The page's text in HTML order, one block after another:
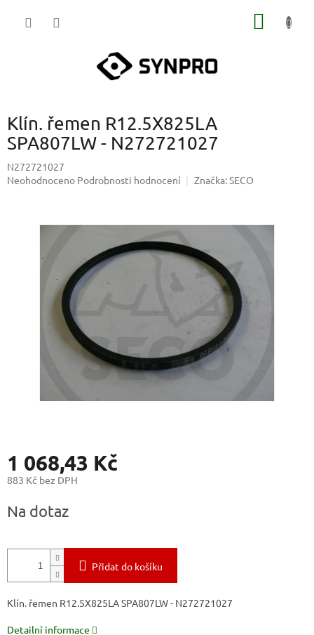
Klín. řemen R12.5X825LA
SPA807LW - N272721027
N272721027
Průměrné
Neohodnoceno Podrobnosti hodnocení Značka:SECO
1 068,43 Kč
883 Kč bez DPH
cena:
Na dotaz
Přidat do košíku
Klín. řemen R12.5X825LA SPA807LW - N272721027
Detailní informace